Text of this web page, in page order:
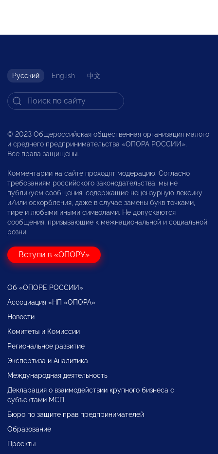
Русский English 中文
© 2023 Общероссийская общественная организация малого
и среднего предпринимательства «ОПОРА РОССИИ».
Все права защищены.
Комментарии на сайте проходят модерацию. Согласно
требованиям российского законодательства, мы не
публикуем сообщения, содержащие нецензурную лексику
и/или оскорбления, даже в случае замены букв точками,
тире и любыми иными символами. Не допускаются
сообщения, призывающие к межнациональной и социальной
розни.
Вступи в «ОПОРУ»
Об «ОПОРЕ РОССИИ»
Ассоциация «НП «ОПОРА»
Новости
Комитеты и Комиссии
Региональное развитие
Экспертиза и Аналитика
Международная деятельность
Декларация о взаимодействии крупного бизнеса с
субъектами МСП
Бюро по защите прав предпринимателей
Образование
Проекты